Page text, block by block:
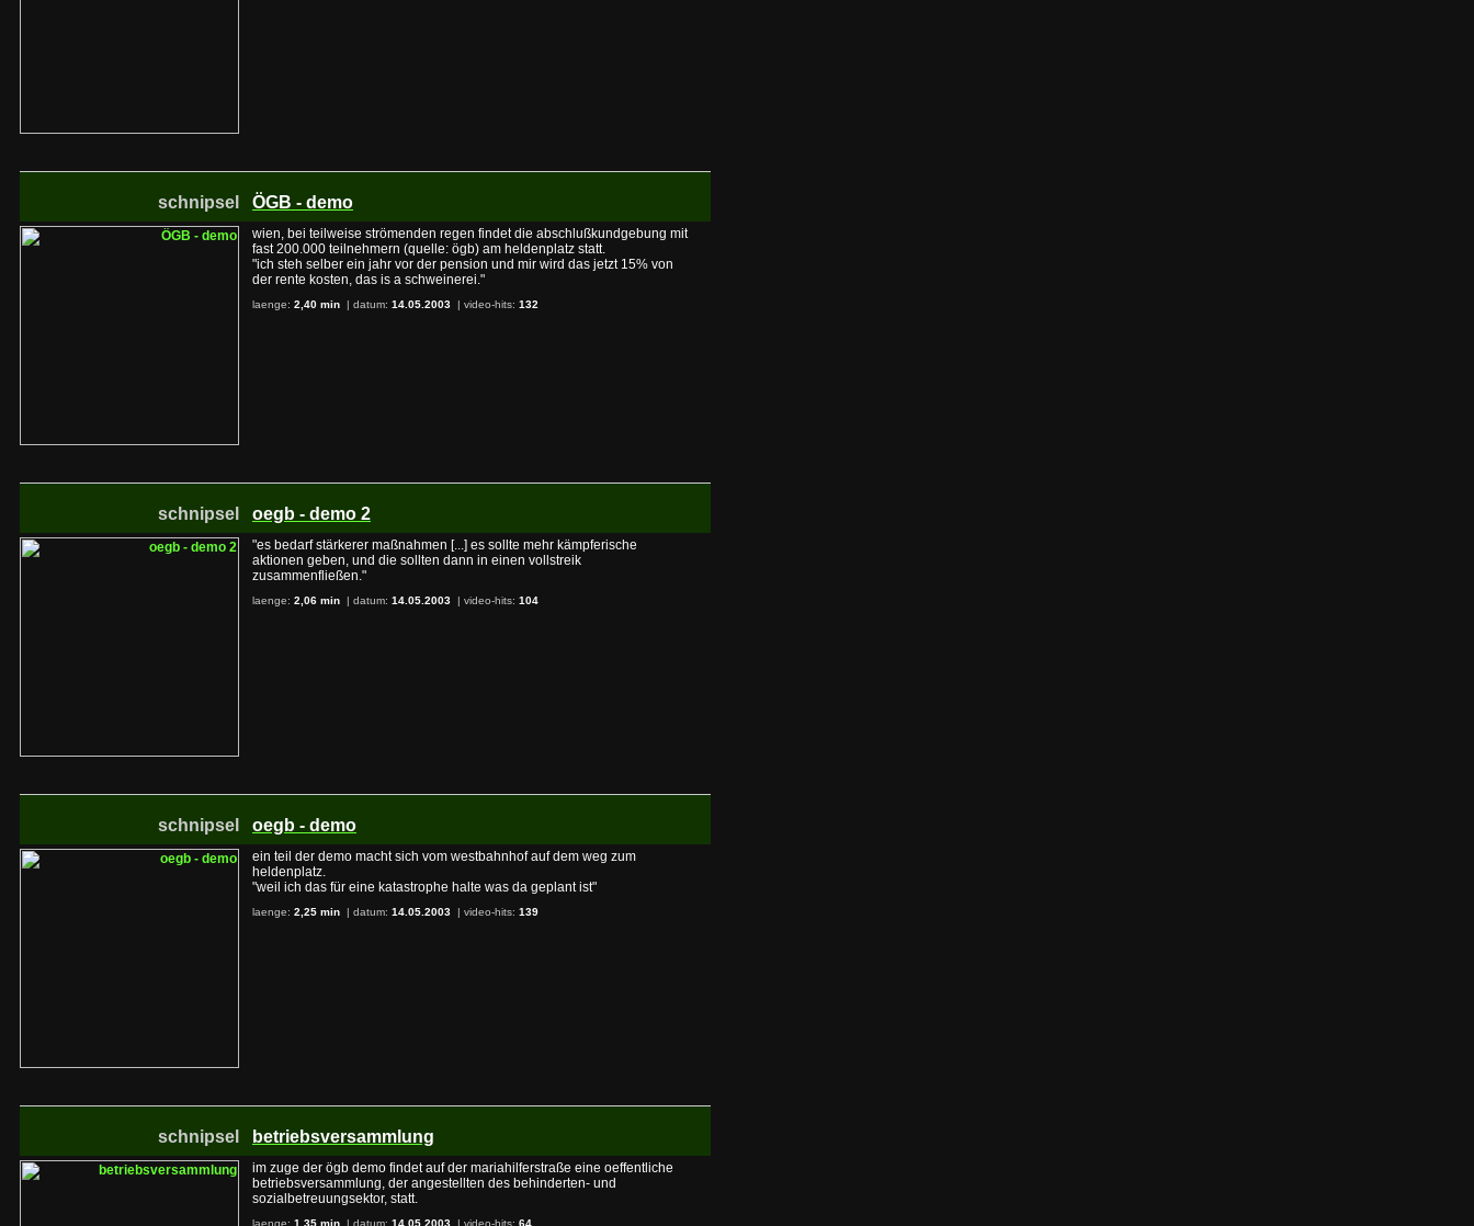
schnipsel ÖGB - demo
wien, bei teilweise strömenden regen findet die abschlußkundgebung mit
fast 200.000 teilnehmern (quelle: ögb) am heldenplatz statt.
"ich steh selber ein jahr vor der pension und mir wird das jetzt 15% von
der rente kosten, das is a schweinerei."
laenge: 2,40 min | datum: 14.05.2003 | video-hits: 132
schnipsel oegb - demo 2
"es bedarf stärkerer maßnahmen [...] es sollte mehr kämpferische
aktionen geben, und die sollten dann in einen vollstreik
zusammenfließen."
laenge: 2,06 min | datum: 14.05.2003 | video-hits: 104
schnipsel oegb - demo
ein teil der demo macht sich vom westbahnhof auf dem weg zum
heldenplatz.
"weil ich das für eine katastrophe halte was da geplant ist"
laenge: 2,25 min | datum: 14.05.2003 | video-hits: 139
schnipsel betriebsversammlung
im zuge der ögb demo findet auf der mariahilferstraße eine oeffentliche
betriebsversammlung, der angestellten des behinderten- und
sozialbetreuungsektor, statt.
laenge: 1,35 min | datum: 14.05.2003 | video-hits: 64